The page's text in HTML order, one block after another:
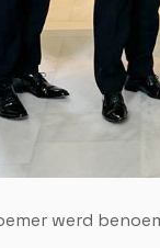
werd